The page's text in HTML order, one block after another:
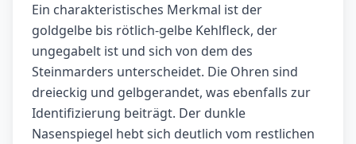
Ein charakteristisches Merkmal ist der
goldgelbe bis rötlich-gelbe Kehlfleck, der
ungegabelt ist und sich von dem des
Steinmarders unterscheidet. Die Ohren sind
dreieckig und gelbgerandet, was ebenfalls zur
Identifizierung beiträgt. Der dunkle
Nasenspiegel hebt sich deutlich vom restlichen